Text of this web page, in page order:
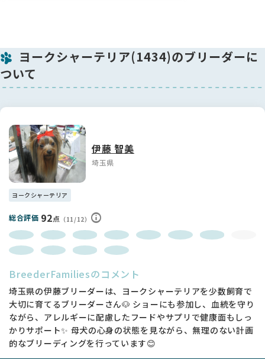
ヨークシャーテリア(1434)のブリーダーに
ついて
伊藤 智美
埼玉県
ヨークシャーテリア
総合評価 92点 （11/12）
BreederFamiliesのコメント
埼玉県の伊藤ブリーダーは、ヨークシャーテリアを少数飼育で
大切に育てるブリーダーさん🐶 ショーにも参加し、血統を守り
ながら、アレルギーに配慮したフードやサプリで健康面もしっ
かりサポート✨ 母犬の心身の状態を見ながら、無理のない計画
的なブリーディングを行っています😊